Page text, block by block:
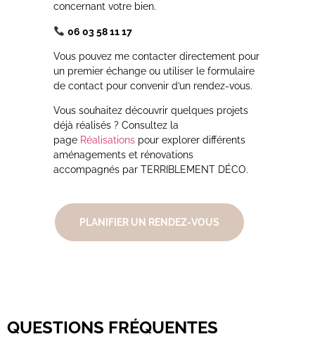
concernant votre bien.
06 03 58 11 17
Vous pouvez me contacter directement pour
un premier échange ou utiliser le formulaire
de contact pour convenir d’un rendez-vous.
Vous souhaitez découvrir quelques projets
déjà réalisés ? Consultez la
page Réalisations pour explorer différents
aménagements et rénovations
accompagnés par TERRIBLEMENT DÉCO.
PLANIFIER UN RENDEZ-VOUS
QUESTIONS FRÉQUENTES